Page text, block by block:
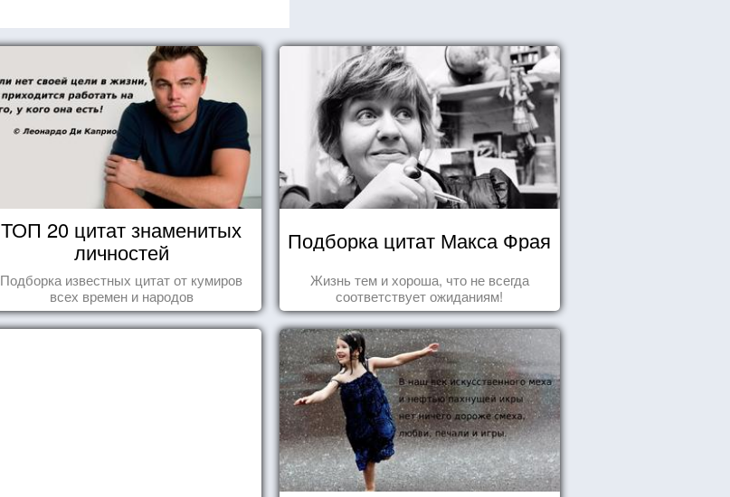
ТОП 20 цитат знаменитых
личностей
Подборка известных цитат от кумиров
всех времен и народов
Подборка цитат Макса Фрая
Жизнь тем и хороша, что не всегда
соответствует ожиданиям!